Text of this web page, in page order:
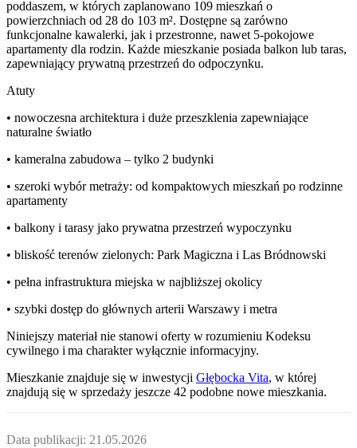
poddaszem, w których zaplanowano 109 mieszkań o
powierzchniach od 28 do 103 m². Dostępne są zarówno
funkcjonalne kawalerki, jak i przestronne, nawet 5-pokojowe
apartamenty dla rodzin. Każde mieszkanie posiada balkon lub taras,
zapewniający prywatną przestrzeń do odpoczynku.
Atuty
• nowoczesna architektura i duże przeszklenia zapewniające
naturalne światło
• kameralna zabudowa – tylko 2 budynki
• szeroki wybór metraży: od kompaktowych mieszkań po rodzinne
apartamenty
• balkony i tarasy jako prywatna przestrzeń wypoczynku
• bliskość terenów zielonych: Park Magiczna i Las Bródnowski
• pełna infrastruktura miejska w najbliższej okolicy
• szybki dostęp do głównych arterii Warszawy i metra
Niniejszy materiał nie stanowi oferty w rozumieniu Kodeksu
cywilnego i ma charakter wyłącznie informacyjny.
Mieszkanie znajduje się w inwestycji Głębocka Vita, w której
znajdują się w sprzedaży jeszcze 42 podobne nowe mieszkania.
Data publikacji: 21.05.2026